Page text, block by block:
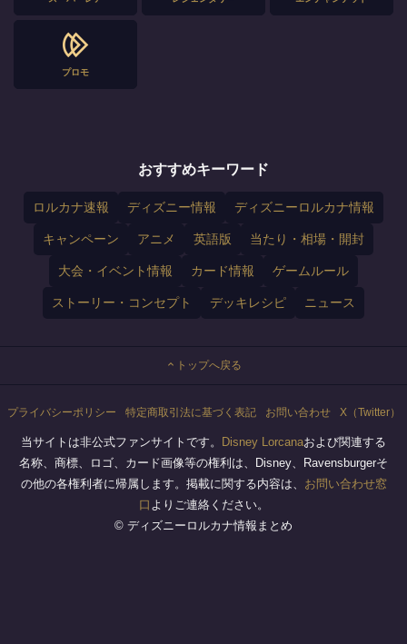
プロモ
おすすめキーワード
ロルカナ速報 ディズニー情報 ディズニーロルカナ情報
キャンペーン アニメ 英語版 当たり・相場・開封
大会・イベント情報 カード情報 ゲームルール
ストーリー・コンセプト デッキレシピ ニュース
トップへ戻る
プライバシーポリシー 特定商取引法に基づく表記 お問い合わせ X（Twitter）
当サイトは非公式ファンサイトです。 Disney Lorcanaおよび関連する
名称、商標、ロゴ、カード画像等の権利は、Disney、Ravensburgerそ
の他の各権利者に帰属します。掲載に関する内容は、 お問い合わせ窓
口 よりご連絡ください。
© ディズニーロルカナ情報まとめ